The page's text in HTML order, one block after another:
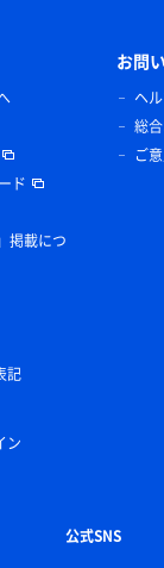
ド
掲載につ
お問
ヘ
総
ご
記
ン
公式SNS